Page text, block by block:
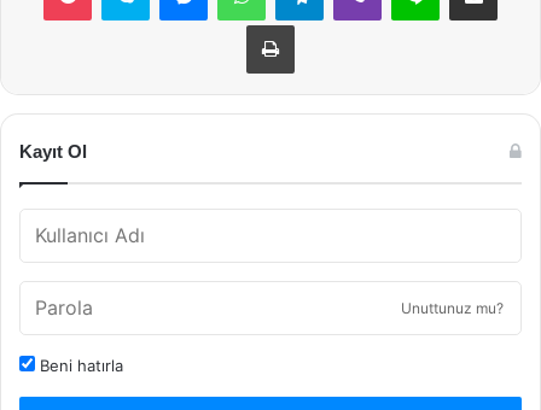
Yazdır
Kayıt Ol
Unuttunuz mu?
Beni hatırla